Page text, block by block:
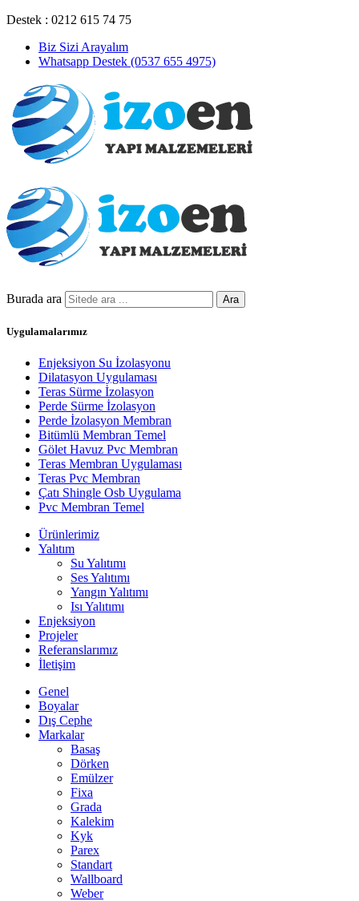
Destek : 0212 615 74 75
Biz Sizi Arayalım
Whatsapp Destek (0537 655 4975)
Burada ara Ara
Uygulamalarımız
Enjeksiyon Su İzolasyonu
Dilatasyon Uygulaması
Teras Sürme İzolasyon
Perde Sürme İzolasyon
Perde İzolasyon Membran
Bitümlü Membran Temel
Gölet Havuz Pvc Membran
Teras Membran Uygulaması
Teras Pvc Membran
Çatı Shingle Osb Uygulama
Pvc Membran Temel
Ürünlerimiz
Yalıtım
Su Yalıtımı
Ses Yalıtımı
Yangın Yalıtımı
Isı Yalıtımı
Enjeksiyon
Projeler
Referanslarımız
İletişim
Genel
Boyalar
Dış Cephe
Markalar
Basaş
Dörken
Emülzer
Fixa
Grada
Kalekim
Kyk
Parex
Standart
Wallboard
Weber